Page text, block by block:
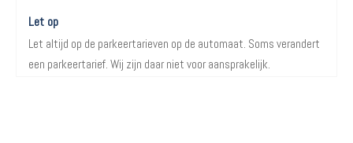
Let op
Let altijd op de parkeertarieven op de automaat. Soms verandert
een parkeertarief. Wij zijn daar niet voor aansprakelijk.